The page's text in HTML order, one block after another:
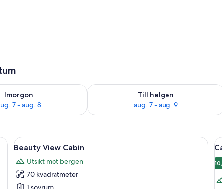
Imorgon
7 - aug. 8
för imorgon aug. 7 - aug. 8
Till helgen
aug. 7 - aug. 9
Kontrollera tillgängligheten för den
högsta kvalitet och värdeförvaringsskåp på rummet
Öppna
alla
foton
för
En stuga byggd av trä med en säng,
7
Beauty View Cabin
Utsikt mot bergen
70 kvadratmeter
1 sovrum